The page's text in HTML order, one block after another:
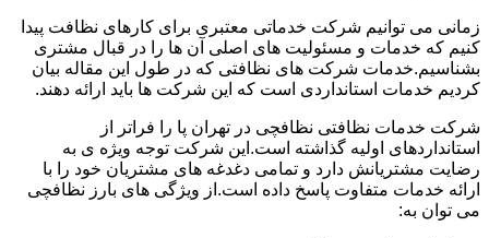
زمانی می توانیم شرکت خدماتی معتبری برای کارهای نظافت پیدا
کنیم که خدمات و مسئولیت های اصلی آن ها را در قبال مشتری
بشناسیم.خدمات شرکت های نظافتی که در طول این مقاله بیان
کردیم خدمات استانداردی است که این شرکت ها باید ارائه دهند.
شرکت خدمات نظافتی نظافچی در تهران پا را فراتر از
استانداردهای اولیه گذاشته است.این شرکت توجه ویژه ی به
رضایت مشتریانش دارد و تمامی دغدغه های مشتریان خود را با
ارائه خدمات متفاوت پاسخ داده است.از ویژگی های بارز نظافچی
می توان به: